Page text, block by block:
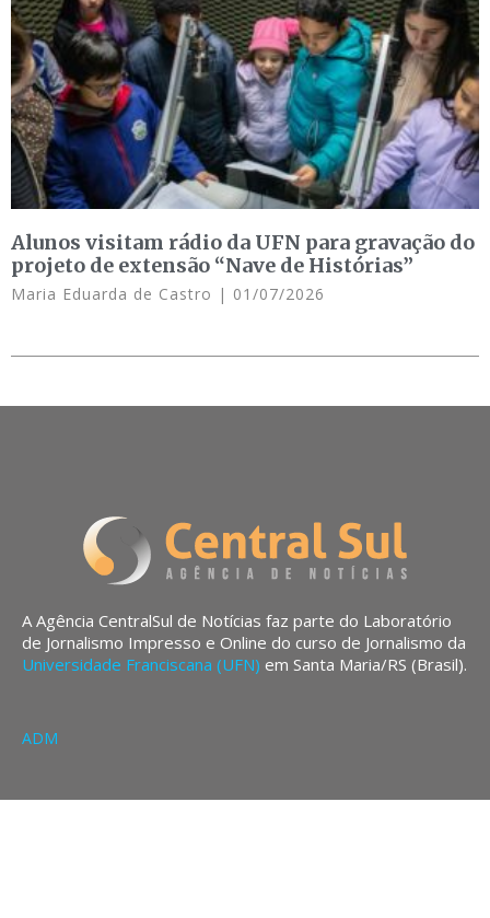
Alunos visitam rádio da UFN para gravação do
projeto de extensão “Nave de Histórias”
Maria Eduarda de Castro 01/07/2026
A Agência CentralSul de Notícias faz parte do Laboratório
de Jornalismo Impresso e Online do curso de Jornalismo da
Universidade Franciscana (UFN) em Santa Maria/RS (Brasil).
ADM